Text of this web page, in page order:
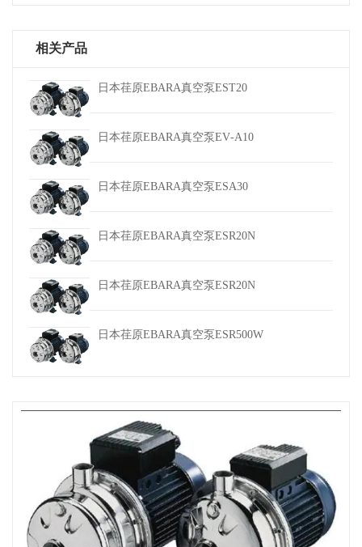
相关产品
日本荏原EBARA真空泵EST20
日本荏原EBARA真空泵EV‑A10
日本荏原EBARA真空泵ESA30
日本荏原EBARA真空泵ESR20N
日本荏原EBARA真空泵ESR20N
日本荏原EBARA真空泵ESR500W